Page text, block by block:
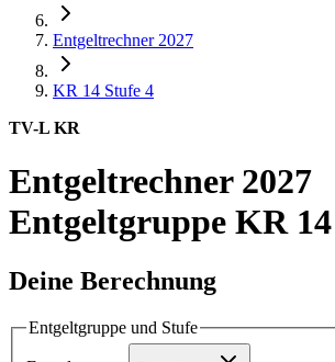
Entgeltrechner 2027
KR 14 Stufe 4
TV-L KR
Entgeltrechner 2027
Entgeltgruppe KR
Deine Berechnung
Entgeltgruppe und Stufe